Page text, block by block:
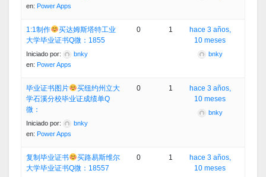
en: Power Apps
1:1制作
买达姆斯塔特工业
大学毕业证书Q微：1855
Iniciado por:
bnky
en: Power Apps
0 1
hace 3 años,
10 meses
bnky
毕业证书图片
买纽约州立大
学石溪分校毕业证成绩单Q
微：
Iniciado por:
bnky
en: Power Apps
0 1
hace 3 años,
10 meses
bnky
复制毕业证书
买路易斯维尔
大学毕业证书Q微：18557
0 1
hace 3 años,
10 meses